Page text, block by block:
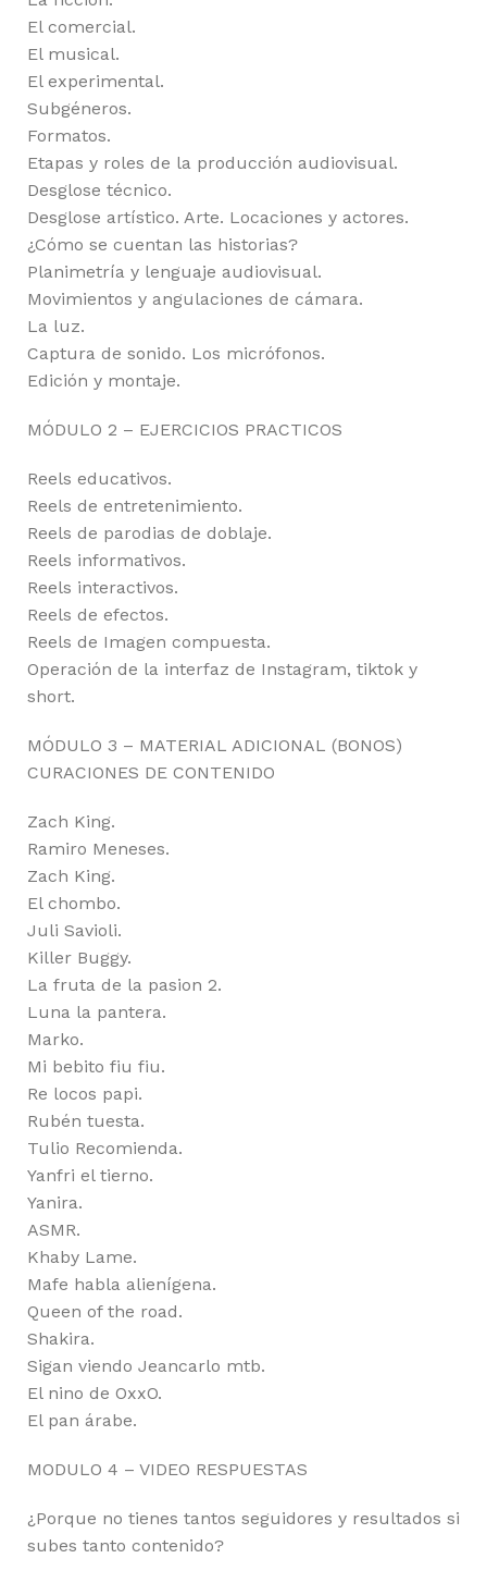
El comercial.
El musical.
El experimental.
Subgéneros.
Formatos.
Etapas y roles de la producción audiovisual.
Desglose técnico.
Desglose artístico. Arte. Locaciones y actores.
¿Cómo se cuentan las historias?
Planimetría y lenguaje audiovisual.
Movimientos y angulaciones de cámara.
La luz.
Captura de sonido. Los micrófonos.
Edición y montaje.
MÓDULO 2 – EJERCICIOS PRACTICOS
Reels educativos.
Reels de entretenimiento.
Reels de parodias de doblaje.
Reels informativos.
Reels interactivos.
Reels de efectos.
Reels de Imagen compuesta.
Operación de la interfaz de Instagram, tiktok y
short.
MÓDULO 3 – MATERIAL ADICIONAL (BONOS)
CURACIONES DE CONTENIDO
Zach King.
Ramiro Meneses.
Zach King.
El chombo.
Juli Savioli.
Killer Buggy.
La fruta de la pasion 2.
Luna la pantera.
Marko.
Mi bebito fiu fiu.
Re locos papi.
Rubén tuesta.
Tulio Recomienda.
Yanfri el tierno.
Yanira.
ASMR.
Khaby Lame.
Mafe habla alienígena.
Queen of the road.
Shakira.
Sigan viendo Jeancarlo mtb.
El nino de OxxO.
El pan árabe.
MODULO 4 – VIDEO RESPUESTAS
¿Porque no tienes tantos seguidores y resultados si
subes tanto contenido?